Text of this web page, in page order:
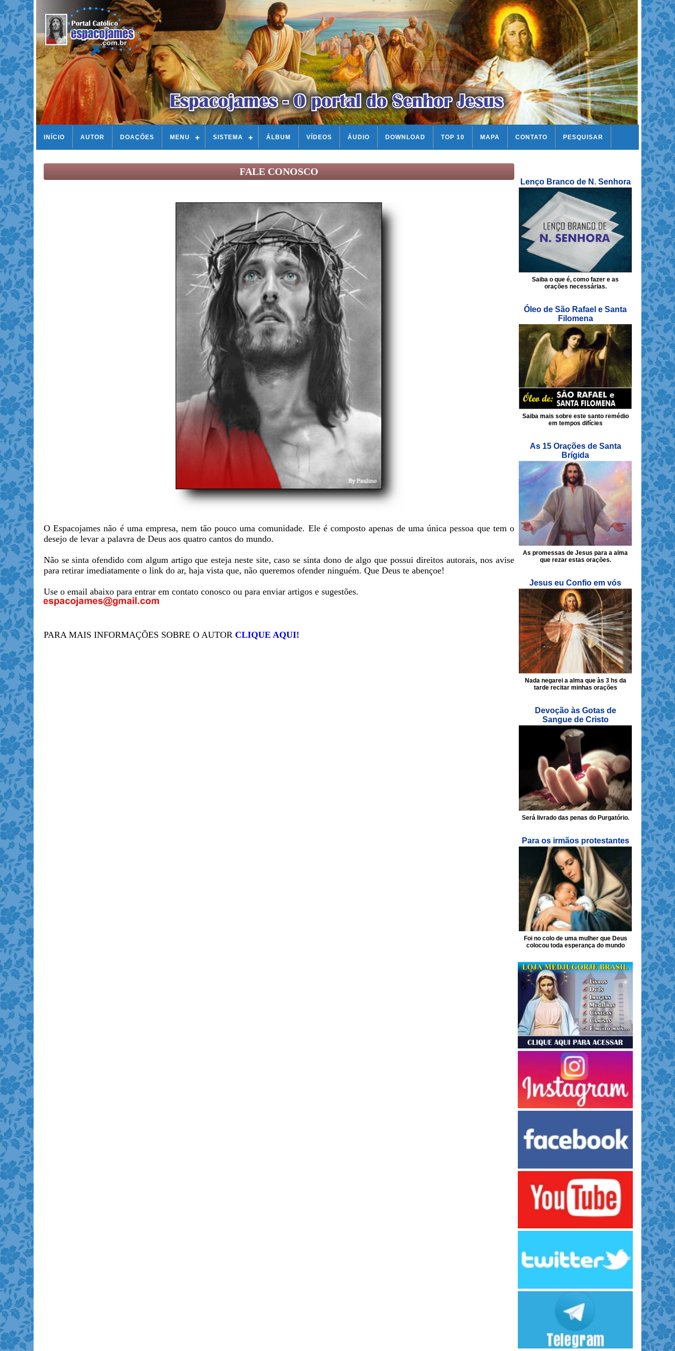
INÍCIO AUTOR DOAÇÕES MENU SISTEMA ÁLBUM VÍDEOS ÁUDIO DOWNLOAD TOP 10 MAPA CONTATO PESQUISAR
FALE CONOSCO
O Espacojames não é uma empresa, nem tão pouco uma comunidade. Ele é composto apenas de uma única pessoa que tem o
desejo de levar a palavra de Deus aos quatro cantos do mundo.
Não se sinta ofendido com algum artigo que esteja neste site, caso se sinta dono de algo que possui direitos autorais, nos avise
para retirar imediatamente o link do ar, haja vista que, não queremos ofender ninguém. Que Deus te abençoe!
Use o email abaixo para entrar em contato conosco ou para enviar artigos e sugestões.
PARA MAIS INFORMAÇÕES SOBRE O AUTOR CLIQUE AQUI!
Lenço Branco de N. Senhora
Saiba o que é, como fazer e as
orações necessárias.
Óleo de São Rafael e Santa
Filomena
Saiba mais sobre este santo remédio
em tempos difícies
As 15 Orações de Santa
Brígida
As promessas de Jesus para a alma
que rezar estas orações.
Jesus eu Confio em vós
Nada negarei a alma que às 3 hs da
tarde recitar minhas orações
Devoção às Gotas de
Sangue de Cristo
Será livrado das penas do Purgatório.
Para os irmãos protestantes
Foi no colo de uma mulher que Deus
colocou toda esperança do mundo